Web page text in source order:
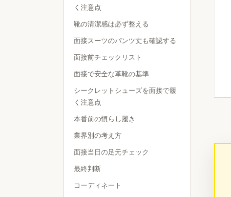
く注意点
靴の清潔感は必ず整える
面接スーツのパンツ丈も確認する
面接前チェックリスト
面接で安全な革靴の基準
シークレットシューズを面接で履
く注意点
本番前の慣らし履き
業界別の考え方
面接当日の足元チェック
最終判断
コーディネート